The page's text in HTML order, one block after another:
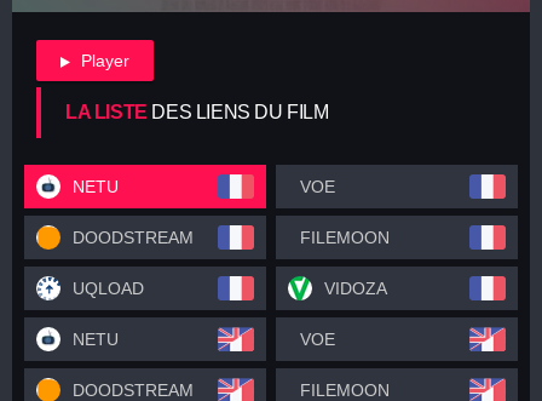
Player
LA LISTE DES LIENS DU FILM
NETU VOE
DOODSTREAM FILEMOON
UQLOAD VIDOZA
NETU VOE
DOODSTREAM FILEMOON